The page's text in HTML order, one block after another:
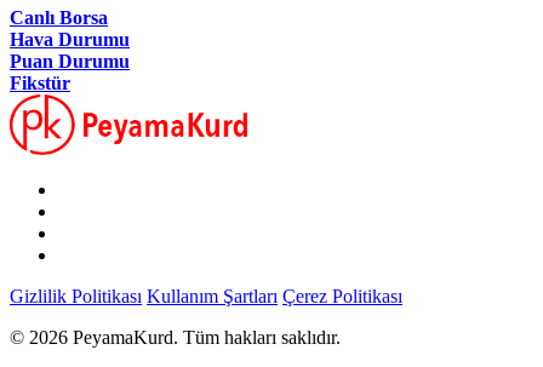
Canlı Borsa
Hava Durumu
Puan Durumu
Fikstür
Gizlilik Politikası Kullanım Şartları Çerez Politikası
© 2026 PeyamaKurd. Tüm hakları saklıdır.